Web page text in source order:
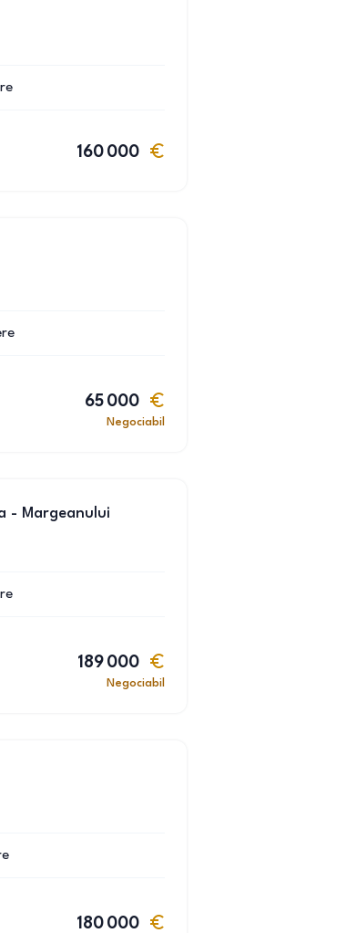
160 000
65 000
Negociabil
- Margeanului
189 000
Negociabil
180 000